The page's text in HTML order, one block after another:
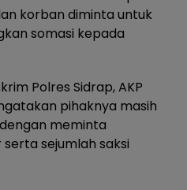
korban diminta untuk
somasi kepada
Polres Sidrap, AKP
pihaknya masih
meminta
sejumlah saksi